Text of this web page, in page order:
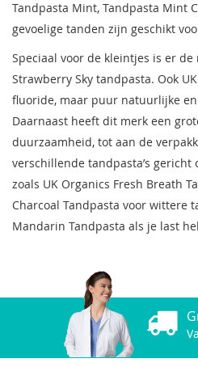
Tandpasta Mint, Tandpasta Mint
gevoelige tanden zijn geschikt
Speciaal voor de kleintjes is er
Strawberry Sky tandpasta. Ook
fluoride, maar puur natuurlijke
Daarnaast heeft dit merk een
duurzaamheid, tot aan de
verschillende tandpasta’s
zoals UK Organics Fresh Breath
Charcoal Tandpasta voor wittere
Mandarin Tandpasta als je last